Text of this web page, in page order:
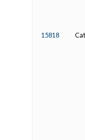
15818